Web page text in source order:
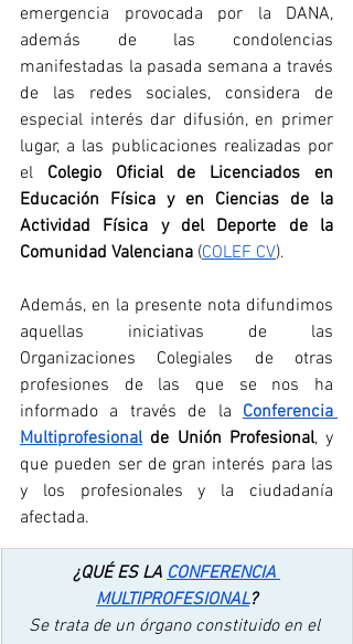
emergencia provocada por la DANA,
además de las condolencias
manifestadas la pasada semana a través
de las redes sociales, considera de
especial interés dar difusión, en primer
lugar, a las publicaciones realizadas por
el Colegio Oficial de Licenciados en
Educación Física y en Ciencias de la
Actividad Física y del Deporte de la
Comunidad Valenciana (COLEF CV).
Además, en la presente nota difundimos
aquellas iniciativas de las
Organizaciones Colegiales de otras
profesiones de las que se nos ha
informado a través de la Conferencia
Multiprofesional de Unión Profesional, y
que pueden ser de gran interés para las
y los profesionales y la ciudadanía
afectada.
¿QUÉ ES LA CONFERENCIA
MULTIPROFESIONAL?
Se trata de un órgano constituido en el